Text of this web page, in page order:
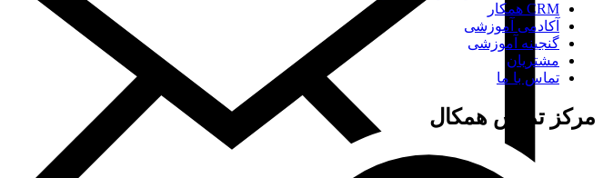
CRM همکار
آکادمی آموزشی
گنجینه آموزشی
مشتریان
تماس با ما
مرکز تماس همکال